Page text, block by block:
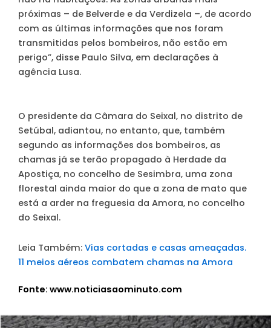
próximas – de Belverde e da Verdizela –, de acordo
com as últimas informações que nos foram
transmitidas pelos bombeiros, não estão em
perigo”, disse Paulo Silva, em declarações à
agência Lusa.
O presidente da Câmara do Seixal, no distrito de
Setúbal, adiantou, no entanto, que, também
segundo as informações dos bombeiros, as
chamas já se terão propagado à Herdade da
Apostiça, no concelho de Sesimbra, uma zona
florestal ainda maior do que a zona de mato que
está a arder na freguesia da Amora, no concelho
do Seixal.
Leia Também: Vias cortadas e casas ameaçadas.
11 meios aéreos combatem chamas na Amora
Fonte: www.noticiasaominuto.com